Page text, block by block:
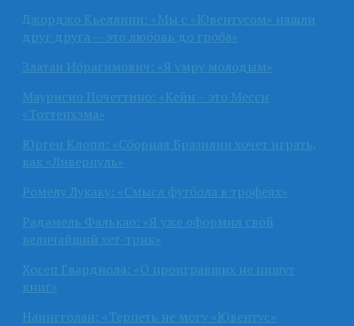
Джорджо Кьеллини: «Мы с «Ювентусом» нашли
друг друга — это любовь до гроба»
Златан Ибрагимович: «Я умру молодым»
Маурисио Почеттино: «Кейн – это Месси
«Тоттенхэма»
Юрген Клопп: «Сборная Бразилии хочет играть,
как «Ливерпуль»
Ромелу Лукаку: «Смысл футбола в трофеях»
Радамель Фалькао: «Я уже оформил свой
величайший хет-трик»
Хосеп Гвардиола: «О проигравших не пишут
книг»
Наингголан: «Терпеть не могу «Ювентус»